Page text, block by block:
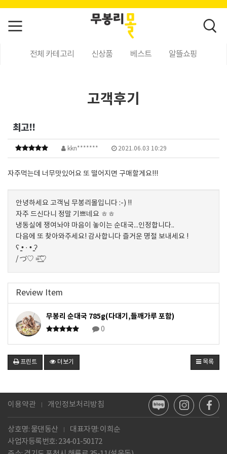
전체 카테고리 신상품 베스트 알뜰쇼핑
고객후기
최고!!
kkn******* 2021.06.03 10:29
자주먹는데 너무맛있어요 또 떨어지면 구매할게요!!!
안녕하세요 고객님 무봉리몰입니다 :-) !!
자주 드신다니 정말 기쁘네요 ㅎㅎ
냉동실에 쟁여놔야 마음이 놓이는 순대국...인정합니다..
다음에 또 찾아와주세요! 감사합니다 즐거운 명절 보내세요 !
ʕ ̳• · • ̳ʔ
/ づ♡ =͟͟͞͞♡
Review Item
무봉리 순대국 785g(다대기,들깨가루 포함)
0
프린트 더보기 목록
이용약관 개인정보처리방침
상호명: 물댄동산
대표자명: 이희순
사업자등록번호: 234-01-50172